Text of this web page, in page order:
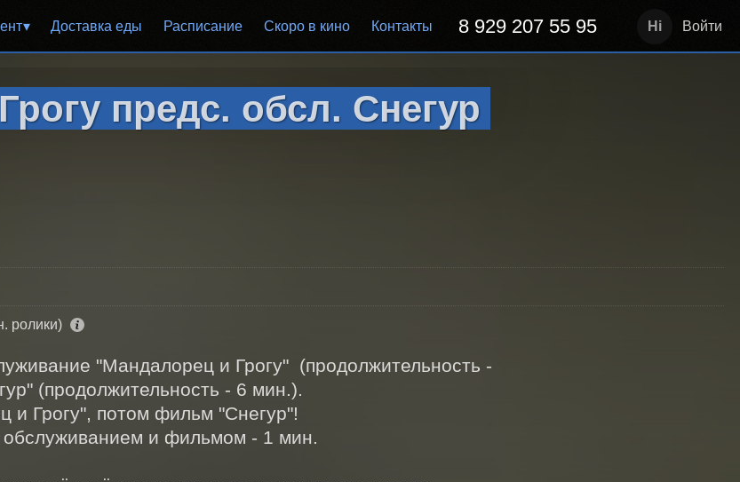
Доставка еды Расписание Скоро в кино Контакты 8 929 207 55 95 Войти
предс. обсл. Снегур
ролики)
"Мандалорец и Грогу"  (продолжительность -
(продолжительность - 6 мин.).
и Грогу", потом фильм "Снегур"!
и фильмом - 1 мин.